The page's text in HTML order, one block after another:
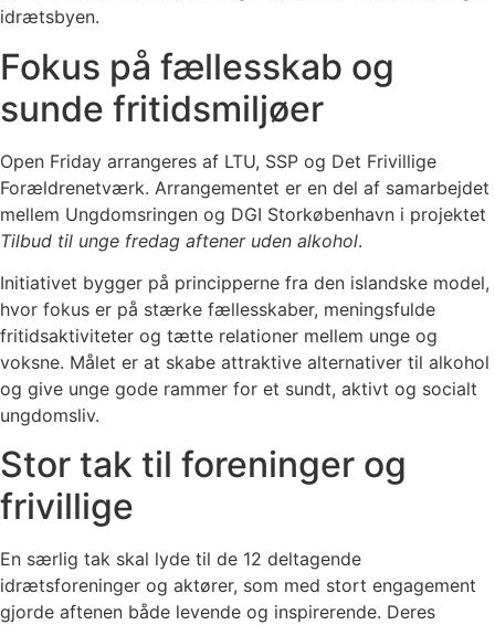
idrætsbyen.
Fokus på fællesskab og
sunde fritidsmiljøer
Open Friday arrangeres af LTU, SSP og Det Frivillige
Forældrenetværk. Arrangementet er en del af samarbejdet
mellem Ungdomsringen og DGI Storkøbenhavn i projektet
Tilbud til unge fredag aftener uden alkohol.
Initiativet bygger på principperne fra den islandske model,
hvor fokus er på stærke fællesskaber, meningsfulde
fritidsaktiviteter og tætte relationer mellem unge og
voksne. Målet er at skabe attraktive alternativer til alkohol
og give unge gode rammer for et sundt, aktivt og socialt
ungdomsliv.
Stor tak til foreninger og
frivillige
En særlig tak skal lyde til de 12 deltagende
idrætsforeninger og aktører, som med stort engagement
gjorde aftenen både levende og inspirerende. Deres